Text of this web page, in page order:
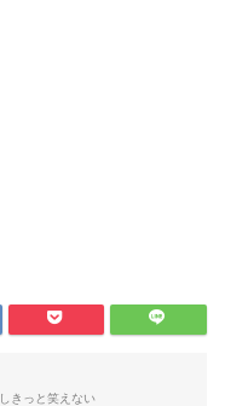
きっと笑えない